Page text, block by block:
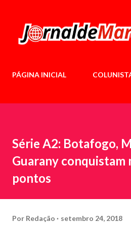
PÁGINA INICIAL
Série A2: Botafogo,
Guarany conquistam
pontos
Por Redação setembro 24, 2018